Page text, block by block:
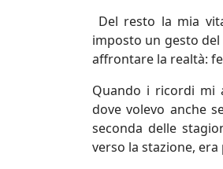
Del resto la mia
imposto un gesto
affrontare la realtà:
Quando i ricordi mi
dove volevo anche
seconda delle
verso la stazione,